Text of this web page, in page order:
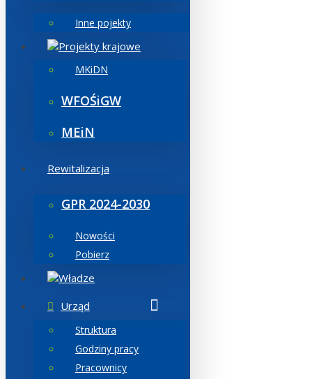
Inne pojekty
Projekty krajowe
MKiDN
WFOŚiGW
MEiN
Rewitalizacja
GPR 2024-2030
Nowości
Pobierz
Władze
Urząd
Struktura
Godziny pracy
Pracownicy